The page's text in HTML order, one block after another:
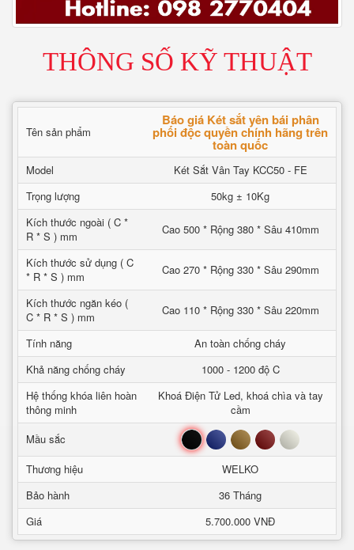
THÔNG SỐ KỸ THUẬT
Tên sản phẩm
Báo giá Két sắt yên bái phân
phối độc quyền chính hãng trên
toàn quốc
Model
Két Sắt Vân Tay KCC50 - FE
Trọng lượng
50kg ± 10Kg
Kích thước ngoài ( C *
R * S ) mm
Cao 500 * Rộng 380 * Sâu 410mm
Kích thước sử dụng ( C
* R * S ) mm
Cao 270 * Rộng 330 * Sâu 290mm
Kích thước ngăn kéo (
C * R * S ) mm
Cao 110 * Rộng 330 * Sâu 220mm
Tính năng
An toàn chống cháy
Khả năng chống cháy
1000 - 1200 độ C
Hệ thống khóa liên hoàn
thông minh
Khoá Điện Tử Led, khoá chìa và tay
cầm
Mầu sắc
Đen Xanh Nâu Đỏ Trắng
Thương hiệu
WELKO
Bảo hành
36 Tháng
Giá
5.700.000 VNĐ